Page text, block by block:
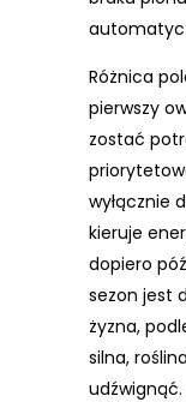
Różnica
pierwszy
zostać
wyłącznie
kieruje
dopiero
sezon jest
żyzna,
silna,